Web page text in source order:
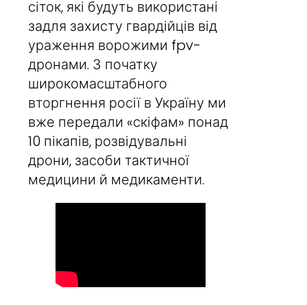
сіток, які будуть використані
задля захисту гвардійців від
ураження ворожими fpv-
дронами. З початку
широкомасштабного
вторгнення росії в Україну ми
вже передали «скіфам» понад
10 пікапів, розвідувальні
дрони, засоби тактичної
медицини й медикаменти.